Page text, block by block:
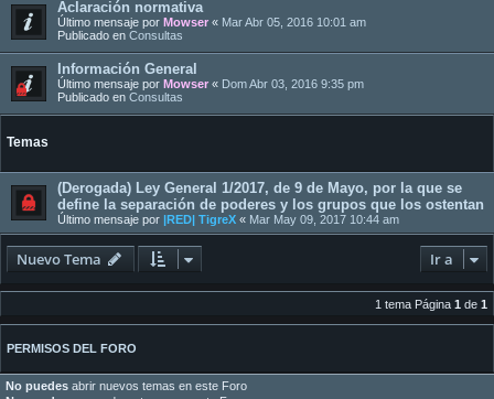
Aclaración normativa
Último mensaje por Mowser « Mar Abr 05, 2016 10:01 am
Publicado en Consultas
Información General
Último mensaje por Mowser « Dom Abr 03, 2016 9:35 pm
Publicado en Consultas
Temas
(Derogada) Ley General 1/2017, de 9 de Mayo, por la que se
define la separación de poderes y los grupos que los ostentan
Último mensaje por |RED| TigreX « Mar May 09, 2017 10:44 am
Nuevo Tema Ir a
1 tema Página 1 de 1
PERMISOS DEL FORO
No puedes abrir nuevos temas en este Foro